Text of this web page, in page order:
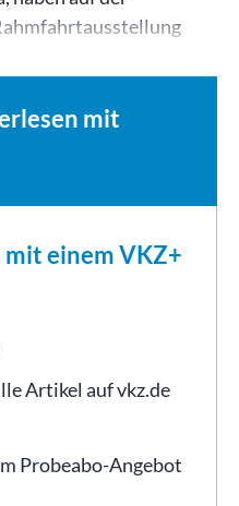
mit
einem VKZ+
Artikel auf vkz.de
Probeabo-Angebot